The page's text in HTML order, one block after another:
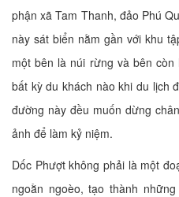
phận xã Tam Thanh, đảo Phú
này sát biển nằm gần với khu
một bên là núi rừng và bên
bất kỳ du khách nào khi du lịch
đường này đều muốn dừng
ảnh để làm kỷ niệm.
Dốc Phượt không phải là một
ngoằn ngoèo, tạo thành